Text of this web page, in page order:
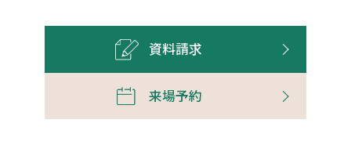
資料請求
来場予約